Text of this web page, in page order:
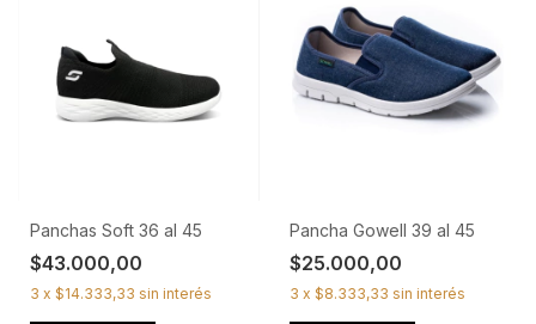
Panchas Soft 36 al 45
$43.000,00
3 x $14.333,33 sin interés
Pancha Gowell 39 al 45
$25.000,00
3 x $8.333,33 sin interés